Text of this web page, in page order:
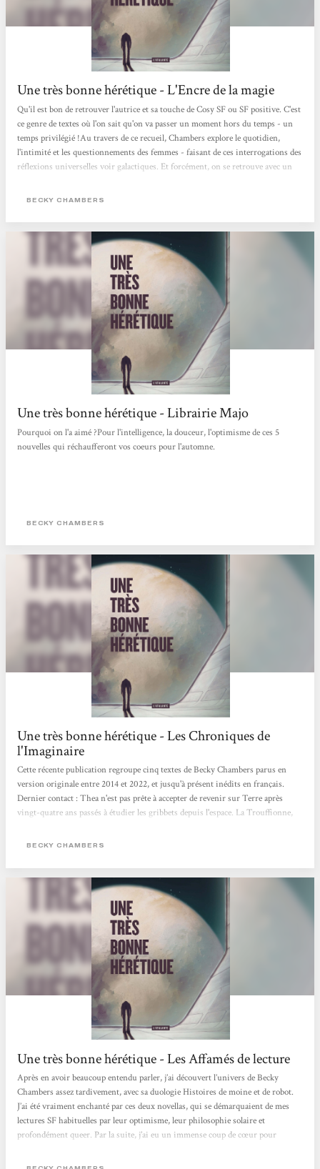
Une très bonne hérétique - L'Encre de la magie
Qu'il est bon de retrouver l'autrice et sa touche de Cosy SF ou SF positive. C'est
ce genre de textes où l'on sait qu'on va passer un moment hors du temps - un
temps privilégié !Au travers de ce recueil, Chambers explore le quotidien,
l'intimité et les questionnements des femmes - faisant de ces interrogations des
réflexions universelles voir galactiques. Et forcément, on se retrouve avec un
et l'empathie avec des tranches de vies présentées qui, bien qu'elles se passent
BECKY CHAMBERS
Une très bonne hérétique - Librairie Majo
Pourquoi on l'a aimé ?Pour l'intelligence, la douceur, l'optimisme de ces 5
nouvelles qui réchaufferont vos coeurs pour l'automne.
BECKY CHAMBERS
Une très bonne hérétique - Les Chroniques de
l'Imaginaire
Cette récente publication regroupe cinq textes de Becky Chambers parus en
version originale entre 2014 et 2022, et jusqu'à présent inédits en français.
Dernier contact : Thea n'est pas prête à accepter de revenir sur Terre après
vingt-quatre ans passés à étudier les gribbets depuis l'espace. La Trouffionne,
l'héroïne seul.e capable de manier l'Epée nova et de vaincre les Kraits, qu'elle
Sauf pour elle, bien sûr. Chrysalide...
BECKY CHAMBERS
Une très bonne hérétique - Les Affamés de lecture
Après en avoir beaucoup entendu parler, j’ai découvert l’univers de Becky
Chambers assez tardivement, avec sa duologie Histoires de moine et de robot.
J’ai été vraiment enchanté par ces deux novellas, qui se démarquaient de mes
lectures SF habituelles par leur optimisme, leur philosophie solaire et
profondément queer. Par la suite, j’ai eu un immense coup de cœur pour
toujours pas eu l’occasion de continuer… Je remercie donc vivement les